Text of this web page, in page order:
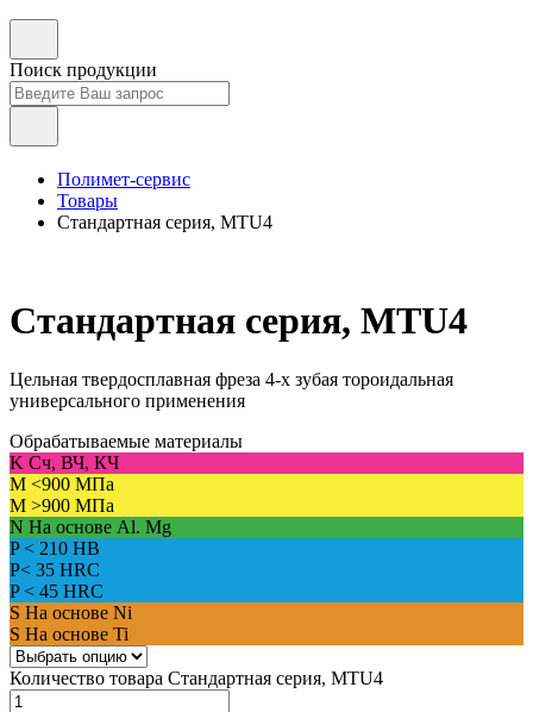
Поиск продукции
Полимет-сервис
Товары
Стандартная серия, MTU4
Стандартная серия, MTU4
Цельная твердосплавная фреза 4-х зубая тороидальная
универсального применения
Обрабатываемые материалы
K Сч, ВЧ, КЧ
M <900 МПа
M >900 МПа
N На основе Al. Mg
P< 210 HB
P< 35 HRC
P< 45 HRC
S На основе Ni
S На основе Ti
Количество товара Стандартная серия, MTU4